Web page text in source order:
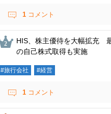
1 コメント
HIS、株主優待を大幅拡充
の自己株式取得も実施
#旅行会社 #経営
1 コメント